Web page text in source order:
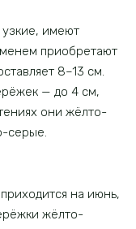
имеют
приобретают
8–13 см.
— до 4 см,
они жёлто-
серые.
на июнь,
жёлто-